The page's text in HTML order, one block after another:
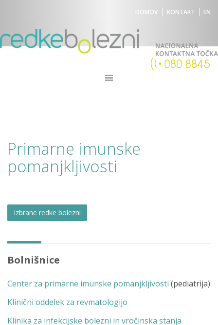
DOMOV KONTAKT EN
Primarne imunske
pomanjkljivosti
Izbrane redke bolezni
Bolnišnice
Center za primarne imunske pomanjkljivosti (pediatrija)
Klinični oddelek za revmatologijo
Klinika za infekcijske bolezni in vročinska stanja